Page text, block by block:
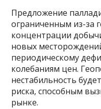
Предложение
ограниченным из-за
концентрации
новых
периодическому
колебаниям цен.
нестабильность
риска, способным
рынке.